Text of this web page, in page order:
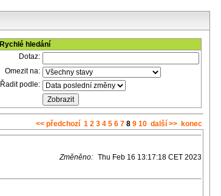
Rychlé hledání
Dotaz:
Omezit na:
Řadit podle:
<< předchozí 1 2 3 4 5 6 7 8 9 10 další >> konec
Změněno: Thu Feb 16 13:17:18 CET 2023